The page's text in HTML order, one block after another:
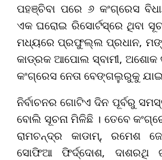
ପହଞ୍ଚିବା ପରେ ୬ କଂଗ୍ରେସ
ଏକ ଘରୋଇ ରିସୋର୍ଟସ୍‌ରେ ଥିବା
ମଧ୍ୟରେ ପ୍ରଫୁଲ୍ଲ ପ୍ରଧାନ,
କାଡ୍ରକ ଆପୋଲ ସ୍ବାମୀ, ଅଶୋକ
କଂଗ୍ରେସ ନେତା ବେଙ୍ଗଲୁରୁକୁ
ନିର୍ବାଚନର ଗୋଟିଏ ଦିନ ପୂର୍ବରୁ
ବୋଲି ସୂଚନା ମିଳିଛି । ତେବେ
ରାମଚନ୍ଦ୍ର କାଡାମ୍, ରମେଶ
ସୋଫିଆ ଫିର୍ଦ୍ଦୋଶ, ଦାଶରଥି